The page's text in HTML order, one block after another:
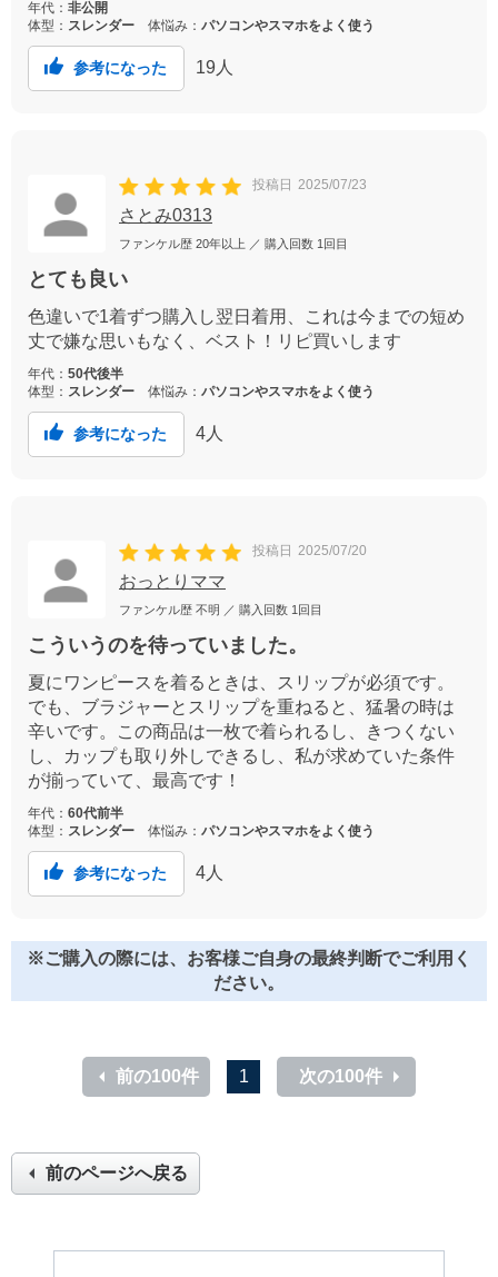
ました。
年代： 非公開
体型： スレンダー 体悩み： パソコンやスマホをよく使う
参考になった 19 人
投稿日 2025/07/23
さとみ0313
ファンケル歴 20年以上 ／ 購入回数 1回目
とても良い
色違いで1着ずつ購入し翌日着用、これは今までの短め
丈で嫌な思いもなく、ベスト！リピ買いします
年代： 50代後半
体型： スレンダー 体悩み： パソコンやスマホをよく使う
参考になった 4 人
投稿日 2025/07/20
おっとりママ
ファンケル歴 不明 ／ 購入回数 1回目
こういうのを待っていました。
夏にワンピースを着るときは、スリップが必須です。
でも、ブラジャーとスリップを重ねると、猛暑の時は
辛いです。この商品は一枚で着られるし、きつくない
し、カップも取り外しできるし、私が求めていた条件
が揃っていて、最高です！
年代： 60代前半
体型： スレンダー 体悩み： パソコンやスマホをよく使う
参考になった 4 人
※ご購入の際には、お客様ご自身の最終判断でご利用く
ださい。
前の100件 1 次の100件
前のページへ戻る